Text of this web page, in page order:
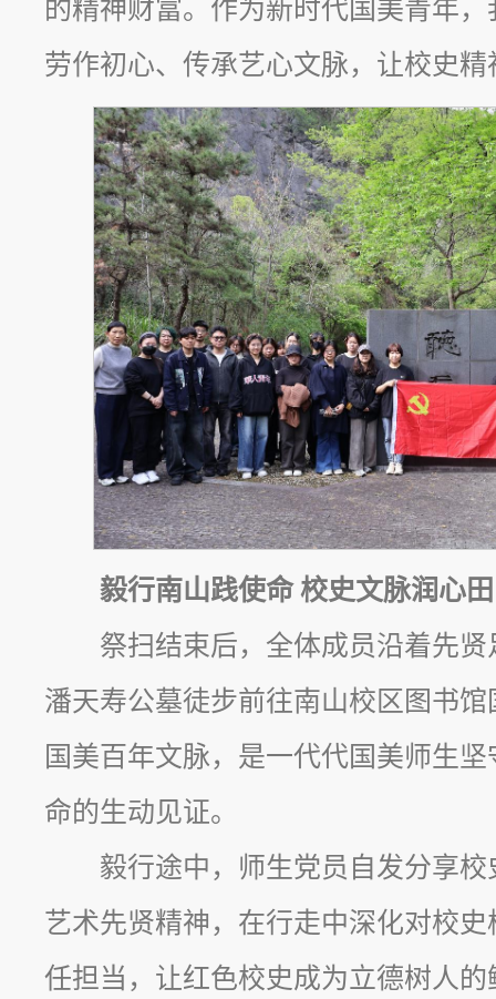
的精神财富。作为新时代国美青年
劳作初心、传承艺心文脉，让校史
毅行南山践使命 校史文脉润心田
祭扫结束后，全体成员沿着先
潘天寿公墓徒步前往南山校区图书
国美百年文脉，是一代代国美师生
命的生动见证。
毅行途中，师生党员自发分享
艺术先贤精神，在行走中深化对校
任担当，让红色校史成为立德树人的